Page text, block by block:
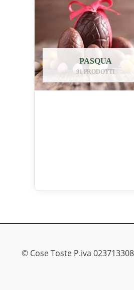
PASQUA
91 PRODOTTI
© Cose Toste P.iva